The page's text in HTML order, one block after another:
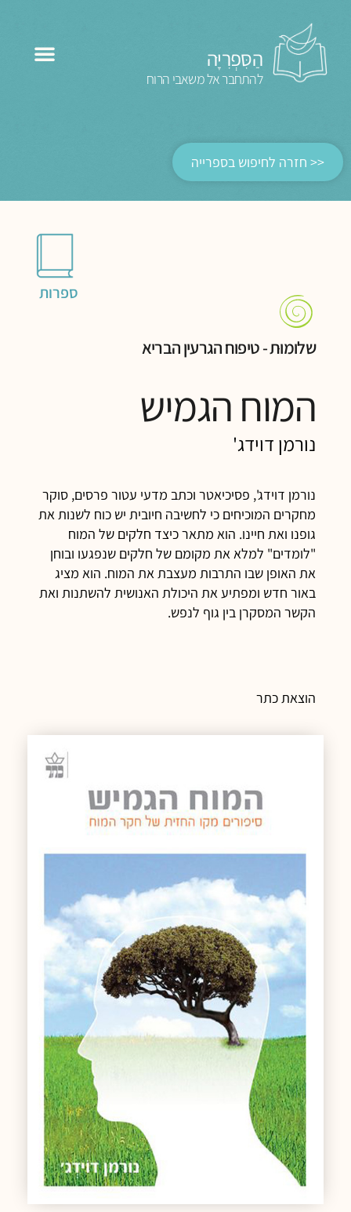
הַסִּפְרִיָּה
להתחבר אל משאבי הרוח
<< חזרה לחיפוש בספרייה
ספרות
שלומוּת - טיפוח הגרעין הבריא
המוח הגמיש
נורמן דוידג'
נורמן דוידג', פסיכיאטר וכתב מדעי עטור פרסים, סוקר
מחקרים המוכיחים כי לחשיבה חיובית יש כוח לשנות את
גופנו ואת חיינו. הוא מתאר כיצד חלקים של המוח
"לומדים" למלא את מקומם של חלקים שנפגעו ובוחן
את האופן שבו התרבות מעצבת את המוח. הוא מציג
באור חדש ומפתיע את היכולת האנושית להשתנות ואת
הקשר המסקרן בין גוף לנפש.
הוצאת כתר